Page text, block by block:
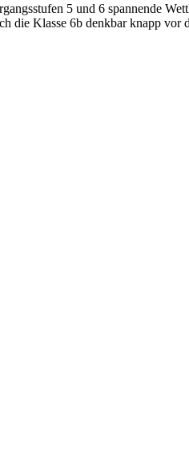
5 und 6 spannende
Klasse 6b denkbar knapp